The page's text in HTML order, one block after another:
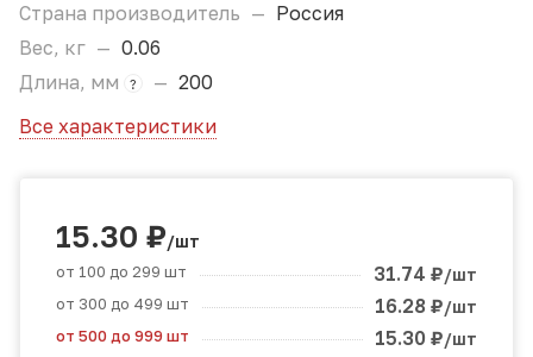
Страна производитель — Россия
Вес, кг — 0.06
Длина, мм
? — 200
Все характеристики
15.30 ₽/шт
от 100 до 299 шт 31.74 ₽/шт
от 300 до 499 шт 16.28 ₽/шт
от 500 до 999 шт 15.30 ₽/шт